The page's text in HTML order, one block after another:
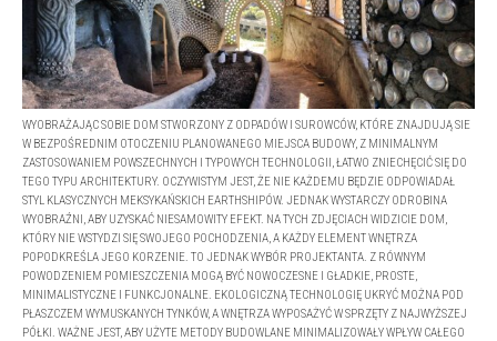
WYOBRAŻAJĄC SOBIE DOM STWORZONY Z ODPADÓW I SUROWCÓW, KTÓRE ZNAJDUJĄ SIE
W BEZPOŚREDNIM OTOCZENIU PLANOWANEGO MIEJSCA BUDOWY, Z MINIMALNYM
ZASTOSOWANIEM POWSZECHNYCH I TYPOWYCH TECHNOLOGII, ŁATWO ZNIECHĘCIĆ SIĘ DO
TEGO TYPU ARCHITEKTURY. OCZYWISTYM JEST, ŻE NIE KAŻDEMU BĘDZIE ODPOWIADAŁ
STYL KLASYCZNYCH MEKSYKAŃSKICH EARTHSHIPÓW. JEDNAK WYSTARCZY ODROBINA
WYOBRAŹNI, ABY UZYSKAĆ NIESAMOWITY EFEKT. NA TYCH ZDJĘCIACH WIDZICIE DOM,
KTÓRY NIE WSTYDZI SIĘ SWOJEGO POCHODZENIA, A KAŻDY ELEMENT WNĘTRZA
POPODKREŚLA JEGO KORZENIE. TO JEDNAK WYBÓR PROJEKTANTA. Z RÓWNYM
POWODZENIEM POMIESZCZENIA MOGĄ BYĆ NOWOCZESNE I GŁADKIE, PROSTE,
MINIMALISTYCZNE I FUNKCJONALNE. EKOLOGICZNĄ TECHNOLOGIĘ UKRYĆ MOŻNA POD
PŁASZCZEM WYMUSKANYCH TYNKÓW, A WNĘTRZA WYPOSAŻYĆ W SPRZĘTY Z NAJWYŻSZEJ
PÓŁKI. WAŻNE JEST, ABY UŻYTE METODY BUDOWLANE MINIMALIZOWAŁY WPŁYW CAŁEGO